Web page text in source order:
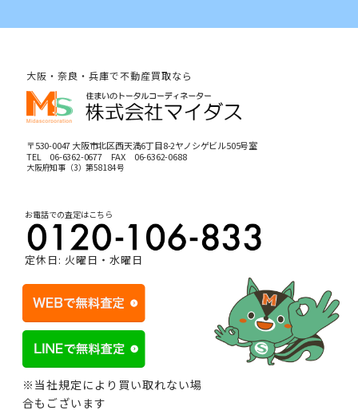
大阪・奈良・兵庫で不動産買取なら
〒530-0047 大阪市北区西天満6丁目8-2ヤノシゲビル505号室
TEL 06-6362-0677FAX 06-6362-0688
大阪府知事（3）第58184号
お電話での査定はこちら
定休日: 火曜日・水曜日
※当社規定により買い取れない場
合もございます